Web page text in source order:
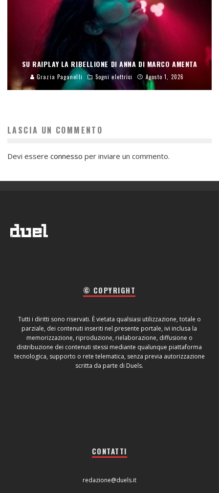
SU RAIPLAY LA RIBELLIONE DI ANNA DI MARCO AMENTA
Grazia Paganelli Sogni elettrici Agosto 1, 2026
LASCIA UN COMMENTO
Devi essere connesso per inviare un commento.
© COPYRIGHT
Tutti i diritti sono riservati. È vietata qualsiasi utilizzazione, totale o
parziale, dei contenuti inseriti nel presente portale, ivi inclusa la
memorizzazione, riproduzione, rielaborazione, diffusione o
distribuzione dei contenuti stessi mediante qualunque piattaforma
tecnologica, supporto o rete telematica, senza previa autorizzazione
scritta da parte di Duels.
CONTATTI
redazione@duels.it